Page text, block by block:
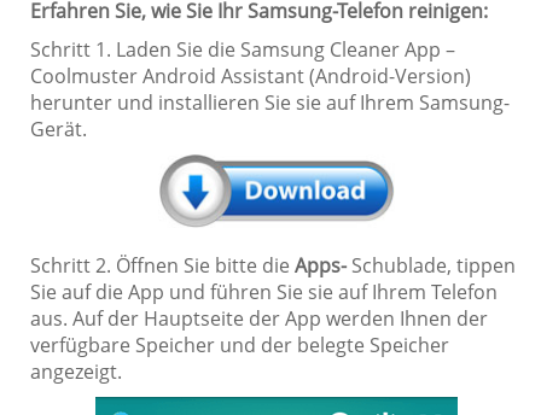
Erfahren Sie, wie Sie Ihr Samsung-Telefon reinigen:
Schritt 1. Laden Sie die Samsung Cleaner App –
Coolmuster Android Assistant (Android-Version)
herunter und installieren Sie sie auf Ihrem Samsung-
Gerät.
Schritt 2. Öffnen Sie bitte die Apps-Schublade, tippen
Sie auf die App und führen Sie sie auf Ihrem Telefon
aus. Auf der Hauptseite der App werden Ihnen der
verfügbare Speicher und der belegte Speicher
angezeigt.